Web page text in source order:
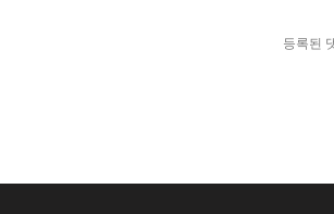
등록된